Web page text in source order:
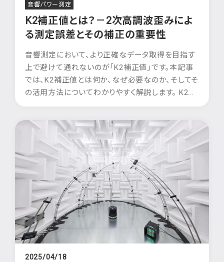
音響パワー測定
K2補正値とは？－2次高調波歪みによ
る測定誤差とその補正の重要性
音響測定において、より正確なデータ取得を目指す
上で避けて通れないのが「K2補正値」です。本記事
では、K2補正値とは何か、なぜ必要なのか、そしてそ
の活用方法についてわかりやすく解説します。 K2...
2025/04/18